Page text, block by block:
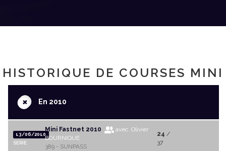
HISTORIQUE DE COURSES MINI
+En 2010
13/06/2010
SERIE
Mini Fastnet 2010
avec Olivier
BOURNIQUE
389 - SUNPASS
24 /
37